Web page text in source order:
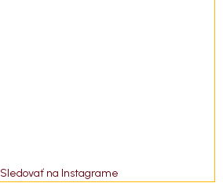
Sledovať na Instagrame